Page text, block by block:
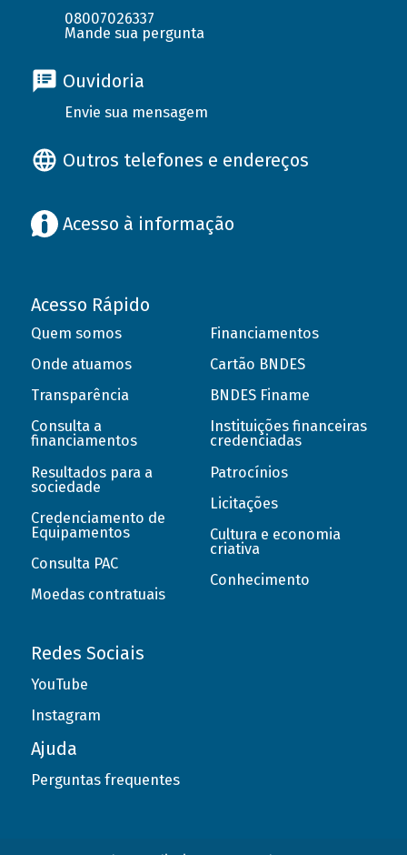
08007026337
Mande sua pergunta
Ouvidoria
Envie sua mensagem
Outros telefones e endereços
Acesso à informação
Acesso Rápido
Quem somos
Onde atuamos
Transparência
Consulta a
financiamentos
Resultados para a
sociedade
Credenciamento de
Equipamentos
Consulta PAC
Moedas contratuais
Financiamentos
Cartão BNDES
BNDES Finame
Instituições financeiras
credenciadas
Patrocínios
Licitações
Cultura e economia
criativa
Conhecimento
Redes Sociais
YouTube
Instagram
Ajuda
Perguntas frequentes